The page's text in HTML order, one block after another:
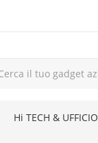
Hi TECH & UFFICIO